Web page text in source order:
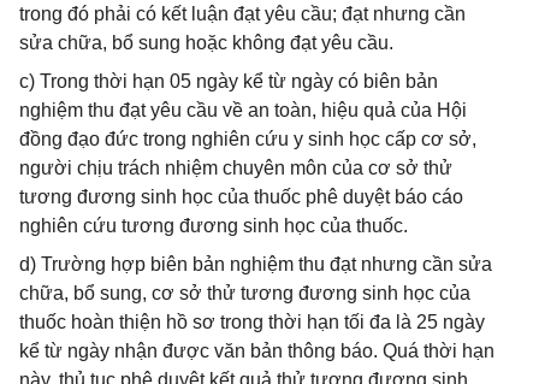
trong đó phải có kết luận đạt yêu cầu; đạt nhưng cần
sửa chữa, bổ sung hoặc không đạt yêu cầu.
c) Trong thời hạn 05 ngày kể từ ngày có biên bản
nghiệm thu đạt yêu cầu về an toàn, hiệu quả của Hội
đồng đạo đức trong nghiên cứu y sinh học cấp cơ sở,
người chịu trách nhiệm chuyên môn của cơ sở thử
tương đương sinh học của thuốc phê duyệt báo cáo
nghiên cứu tương đương sinh học của thuốc.
d) Trường hợp biên bản nghiệm thu đạt nhưng cần sửa
chữa, bổ sung, cơ sở thử tương đương sinh học của
thuốc hoàn thiện hồ sơ trong thời hạn tối đa là 25 ngày
kể từ ngày nhận được văn bản thông báo. Quá thời hạn
này, thủ tục phê duyệt kết quả thử tương đương sinh